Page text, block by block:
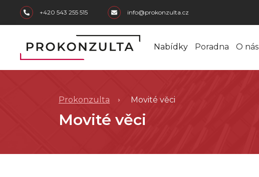
skip to main content
+420 543 255 515 info@prokonzulta.cz
Nabídky Poradna O nás
Prokonzulta Movité věci
Movité věci